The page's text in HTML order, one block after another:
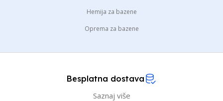
Hemija za bazene
Oprema za bazene
Besplatna dostava
Saznaj više